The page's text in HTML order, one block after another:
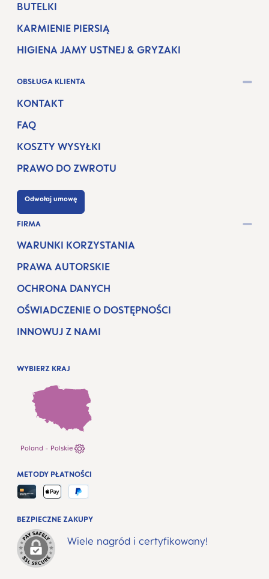
BUTELKI
KARMIENIE PIERSIĄ
HIGIENA JAMY USTNEJ & GRYZAKI
OBSŁUGA KLIENTA
KONTAKT
FAQ
KOSZTY WYSYŁKI
PRAWO DO ZWROTU
Odwołaj umowę
FIRMA
WARUNKI KORZYSTANIA
PRAWA AUTORSKIE
OCHRONA DANYCH
OŚWIADCZENIE O DOSTĘPNOŚCI
INNOWUJ Z NAMI
WYBIERZ KRAJ
Poland - Polskie
BEZPIECZNE ZAKUPY
Wiele nagród i certyfikowany!
METODY PŁATNOŚCI